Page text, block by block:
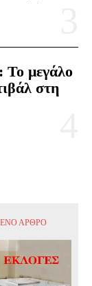
Το μεγάλο
στη
ΆΡΘΡΟ